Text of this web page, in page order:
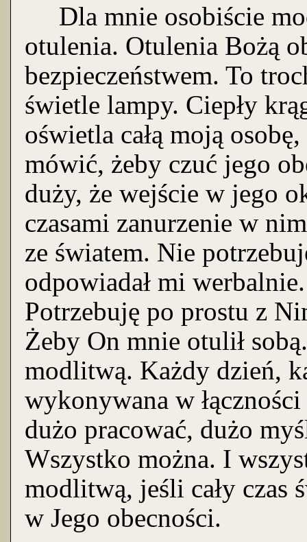
Dla mnie osobiście
otulenia. Otulenia Bożą
bezpieczeństwem. To
świetle lampy. Ciepły
oświetla całą moją
mówić, żeby czuć jego
duży, że wejście w jego
czasami zanurzenie w
ze światem. Nie
odpowiadał mi
Potrzebuję po prostu z
Żeby On mnie otulił
modlitwą. Każdy dzień,
wykonywana w
dużo pracować, dużo
Wszystko można. I
modlitwą, jeśli cały czas
w Jego obecności.